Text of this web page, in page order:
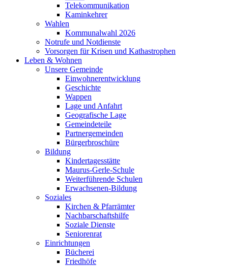
Telekommunikation
Kaminkehrer
Wahlen
Kommunalwahl 2026
Notrufe und Notdienste
Vorsorgen für Krisen und Kathastrophen
Leben & Wohnen
Unsere Gemeinde
Einwohnerentwicklung
Geschichte
Wappen
Lage und Anfahrt
Geografische Lage
Gemeindeteile
Partnergemeinden
Bürgerbroschüre
Bildung
Kindertagesstätte
Maurus-Gerle-Schule
Weiterführende Schulen
Erwachsenen-Bildung
Soziales
Kirchen & Pfarrämter
Nachbarschaftshilfe
Soziale Dienste
Seniorenrat
Einrichtungen
Bücherei
Friedhöfe